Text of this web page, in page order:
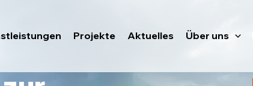
Projekte Aktuelles Über uns